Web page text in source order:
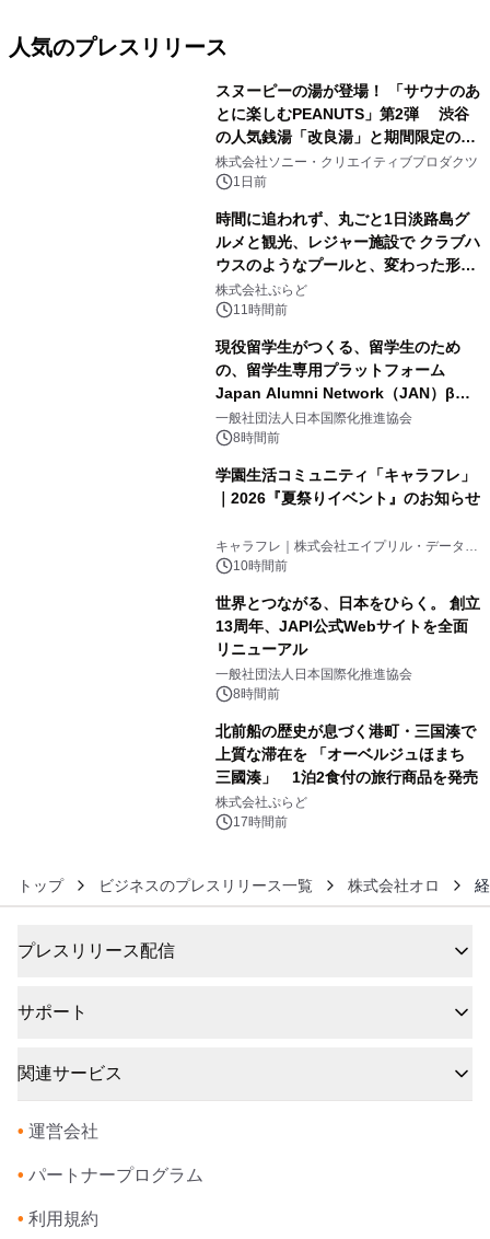
人気のプレスリリース
スヌーピーの湯が登場！ 「サウナのあ
とに楽しむPEANUTS」第2弾 渋谷
の人気銭湯「改良湯」と期間限定のコ
ラボレーション サウナイキタイコラ
ボグッズも発売決定！
株式会社ソニー・クリエイティブプロダクツ
1日前
時間に追われず、丸ごと1日淡路島グ
ルメと観光、レジャー施設で クラブハ
ウスのようなプールと、変わった形の
サウナも 「THE BOXY AWAJI」のお
得な素泊まり連泊プランで
株式会社ぷらど
11時間前
現役留学生がつくる、留学生のため
の、留学生専用プラットフォーム
Japan Alumni Network（JAN）β版
をリリース
一般社団法人日本国際化推進協会
8時間前
学園生活コミュニティ「キャラフレ」
｜2026『夏祭りイベント』のお知らせ
キャラフレ｜株式会社エイプリル・データ・
デザインズ
10時間前
世界とつながる、日本をひらく。 創立
13周年、JAPI公式Webサイトを全面
リニューアル
一般社団法人日本国際化推進協会
8時間前
北前船の歴史が息づく港町・三国湊で
上質な滞在を 「オーベルジュほまち
三國湊」 1泊2食付の旅行商品を発売
株式会社ぷらど
17時間前
トップ ビジネスのプレスリリース一覧 株式会社オロ
プレスリリース配信
サポート
関連サービス
• 運営会社
• パートナープログラム
• 利用規約